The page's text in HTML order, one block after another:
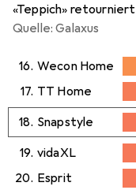
«Teppich»
Quelle: Galaxus
16. Wecon Home
17. TT Home
18. Snapstyle
19. vidaXL
20. Esprit